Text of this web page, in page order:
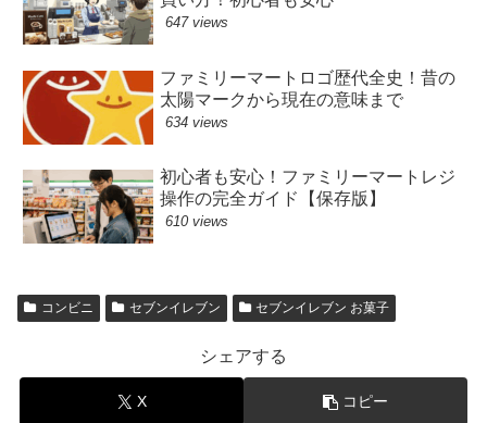
647 views
ファミリーマートロゴ歴代全史！昔の
太陽マークから現在の意味まで
634 views
初心者も安心！ファミリーマートレジ
操作の完全ガイド【保存版】
610 views
コンビニ セブンイレブン セブンイレブン お菓子
シェアする
X コピー